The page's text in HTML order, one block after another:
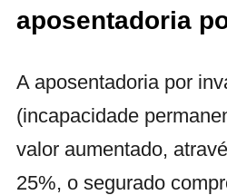
aposentadoria
A aposentadoria por
(incapacidade
valor aumentado,
25%, o segurado